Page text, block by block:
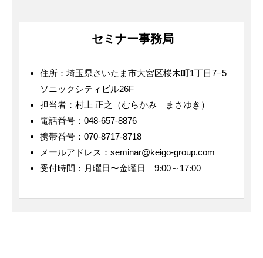
セミナー事務局
住所：埼玉県さいたま市大宮区桜木町1丁目7−5
ソニックシティビル26F
担当者：村上 正之（むらかみ まさゆき）
電話番号：048-657-8876
携帯番号：070-8717-8718
メールアドレス：seminar@keigo-group.com
受付時間：月曜日〜金曜日 9:00～17:00